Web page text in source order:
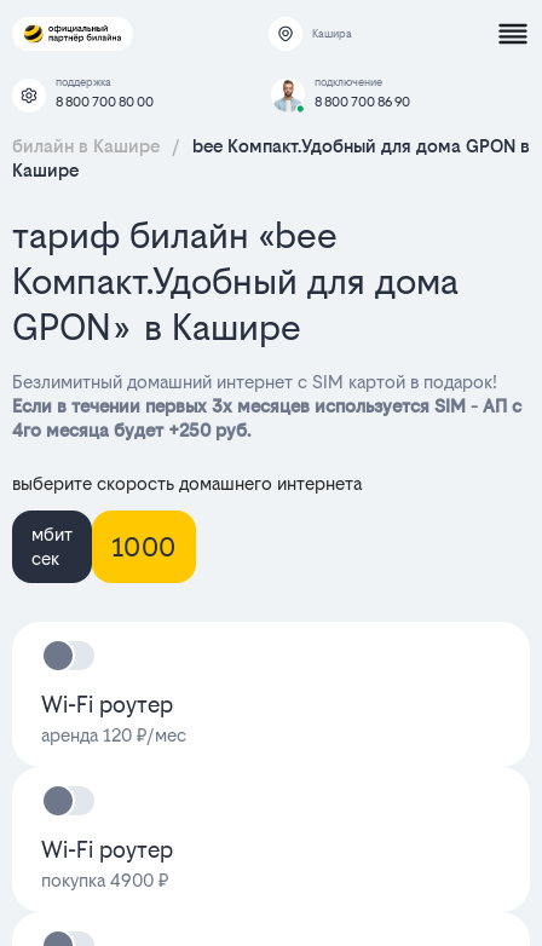
Кашира
поддержка
8 800 700 80 00
подключение
8 800 700 86 90
билайн в Кашире /
bee Компакт.Удобный для дома GPON в
Кашире
тариф билайн «bee
Компакт.Удобный для дома
GPON» в Кашире
Безлимитный домашний интернет с SIM картой в подарок!
Если в течении первых 3х месяцев используется SIM - АП с
4го месяца будет +250 руб.
выберите скорость домашнего интернета
мбит
сек
1000
Wi-Fi роутер
аренда 120 ₽/мес
Wi-Fi роутер
покупка 4900 ₽